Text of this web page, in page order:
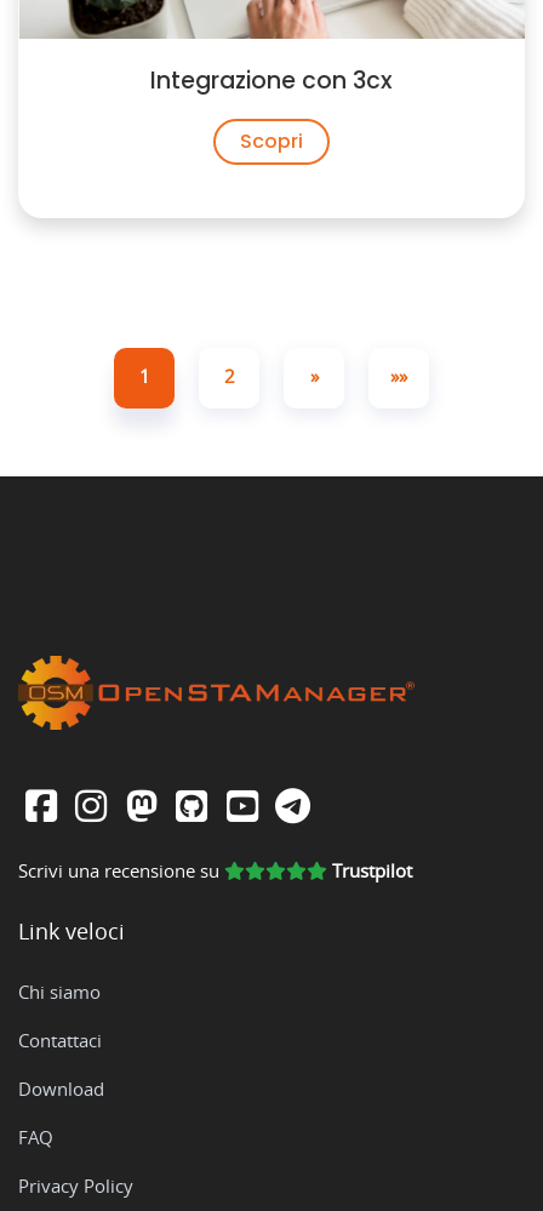
Integrazione con 3cx
Scopri
1 2 » »»
Scrivi una recensione su Trustpilot
Link veloci
Chi siamo
Contattaci
Download
FAQ
Privacy Policy